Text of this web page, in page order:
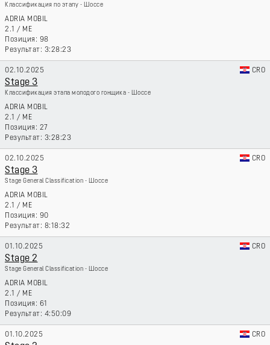
Классификация по этапу - Шоссе
ADRIA MOBIL
2.1 / ME
98
3:28:23
02.10.2025 CRO
Stage 3
Классификация этапа молодого гонщика - Шоссе
ADRIA MOBIL
2.1 / ME
27
3:28:23
02.10.2025 CRO
Stage 3
Stage General Classification - Шоссе
ADRIA MOBIL
2.1 / ME
90
8:18:32
01.10.2025 CRO
Stage 2
Stage General Classification - Шоссе
ADRIA MOBIL
2.1 / ME
61
4:50:09
01.10.2025 CRO